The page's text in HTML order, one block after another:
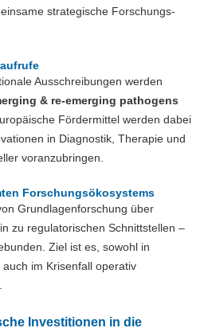
strategische Forschungs-
Ausschreibungen werden
& re-emerging pathogens
Fördermittel werden dabei
in Diagnostik, Therapie und
voranzubringen.
Forschungsökosystems
Grundlagenforschung über
zu regulatorischen Schnittstellen –
Ziel ist es, sowohl in
im Krisenfall operativ
Investitionen in die